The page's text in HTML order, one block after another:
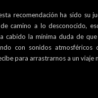
recomendación ha sido su
camino a lo desconocido,
cabido la mínima duda de
con sonidos
para arrastrarnos a un viaje